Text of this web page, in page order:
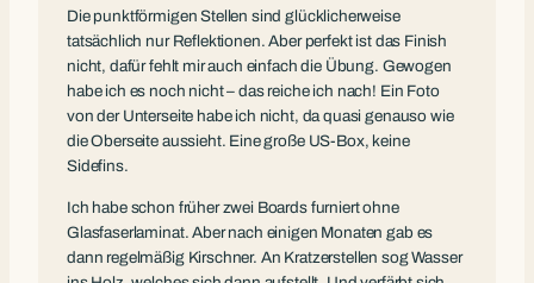
Die punktförmigen Stellen sind glücklicherweise
tatsächlich nur Reflektionen. Aber perfekt ist das Finish
nicht, dafür fehlt mir auch einfach die Übung. Gewogen
habe ich es noch nicht – das reiche ich nach! Ein Foto
von der Unterseite habe ich nicht, da quasi genauso wie
die Oberseite aussieht. Eine große US-Box, keine
Sidefins.
Ich habe schon früher zwei Boards furniert ohne
Glasfaserlaminat. Aber nach einigen Monaten gab es
dann regelmäßig Kirschner. An Kratzerstellen sog Wasser